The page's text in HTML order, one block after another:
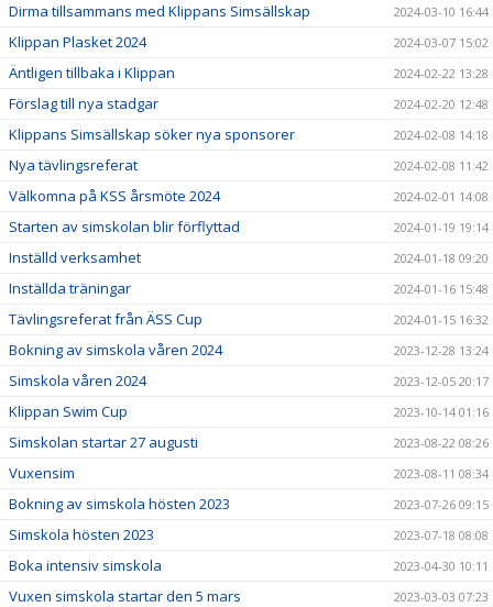
Dirma tillsammans med Klippans Simsällskap 2024-03-10 16:44
Klippan Plasket 2024 2024-03-07 15:02
Äntligen tillbaka i Klippan 2024-02-22 13:28
Förslag till nya stadgar 2024-02-20 12:48
Klippans Simsällskap söker nya sponsorer 2024-02-08 14:18
Nya tävlingsreferat 2024-02-08 11:42
Välkomna på KSS årsmöte 2024 2024-02-01 14:08
Starten av simskolan blir förflyttad 2024-01-19 19:14
Inställd verksamhet 2024-01-18 09:20
Inställda träningar 2024-01-16 15:48
Tävlingsreferat från ÄSS Cup 2024-01-15 16:32
Bokning av simskola våren 2024 2023-12-28 13:24
Simskola våren 2024 2023-12-05 20:17
Klippan Swim Cup 2023-10-14 01:16
Simskolan startar 27 augusti 2023-08-22 08:26
Vuxensim 2023-08-11 08:34
Bokning av simskola hösten 2023 2023-07-26 09:15
Simskola hösten 2023 2023-07-18 08:08
Boka intensiv simskola 2023-04-30 10:11
Vuxen simskola startar den 5 mars 2023-03-03 07:23